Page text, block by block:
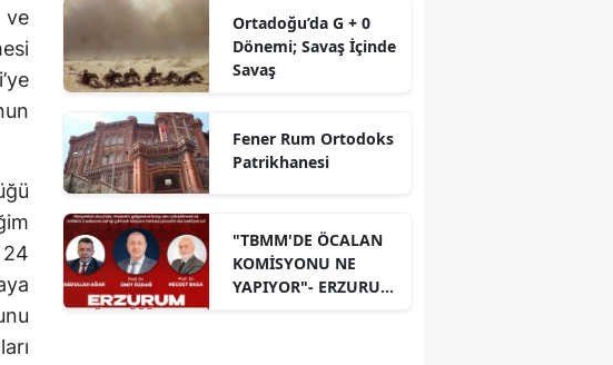
ve
Ortadoğu’da G + 0
Dönemi; Savaş İçinde
Savaş
Fener Rum Ortodoks
Patrikhanesi
"TBMM'DE ÖCALAN
KOMİSYONU NE
YAPIYOR"- ERZURUM